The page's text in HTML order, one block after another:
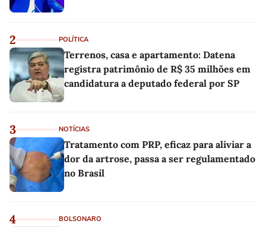
2 POLÍTICA
Terrenos, casa e apartamento: Datena
registra patrimônio de R$ 35 milhões em
candidatura a deputado federal por SP
3 NOTÍCIAS
Tratamento com PRP, eficaz para aliviar a
dor da artrose, passa a ser regulamentado
no Brasil
4 BOLSONARO